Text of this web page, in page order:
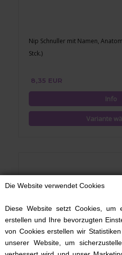
Die Website verwendet Cookies
Diese Website setzt Cookies, um
erstellen und Ihre bevorzugten
von Cookies erstellen wir
unserer Website, um
Nip Schnuller mit Namen,
Stck.)
8,35 EUR